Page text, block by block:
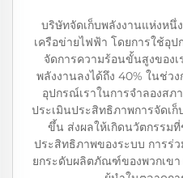
บริษัทจัดเก็บพลังงานแห่งหนึ่
เครือข่ายไฟฟ้า โดยการใช้อุ
จัดการความร้อนขั้นสูงของ
พลังงานลงได้ถึง 40% ในช่ว
อุปกรณ์เราในการจำลองสภ
ประเมินประสิทธิภาพการจัดเ
ขึ้น ส่งผลให้เกิดนวัตกรรม
ประสิทธิภาพของระบบ การร่
ยกระดับผลิตภัณฑ์ของพวกเขา